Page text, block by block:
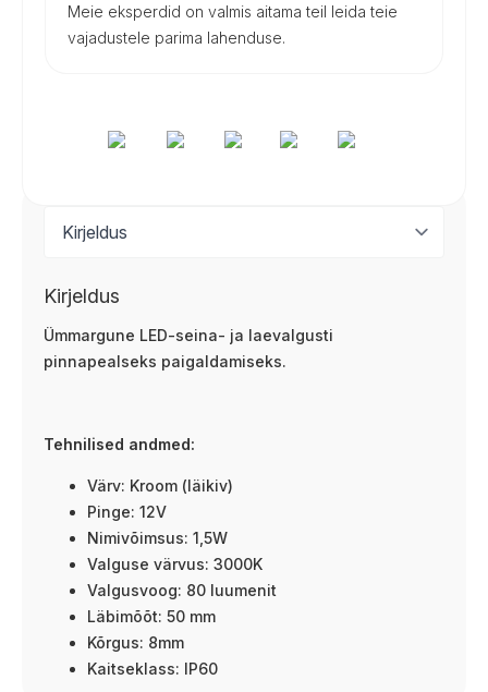
Meie eksperdid on valmis aitama teil leida teie
vajadustele parima lahenduse.
Kirjeldus
Ümmargune LED-seina- ja laevalgusti
pinnapealseks paigaldamiseks.
Tehnilised andmed:
Värv: Kroom (läikiv)
Pinge: 12V
Nimivõimsus: 1,5W
Valguse värvus: 3000K
Valgusvoog: 80 luumenit
Läbimõõt: 50 mm
Kõrgus: 8mm
Kaitseklass: IP60